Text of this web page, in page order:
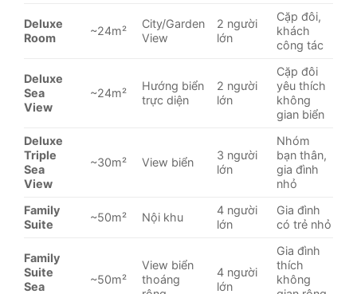
Deluxe
Room
~24m²
City/Garden
View
2 người
lớn
Cặp đôi,
khách
công tác
Deluxe
Sea
View
~24m²
Hướng biển
trực diện
2 người
lớn
Cặp đôi
yêu thích
không
gian biển
Deluxe
Triple
Sea
View
~30m² View biển
3 người
lớn
Nhóm
bạn thân,
gia đình
nhỏ
Family
Suite
~50m² Nội khu
4 người
lớn
Gia đình
có trẻ nhỏ
Family
Suite
Sea
~50m²
View biển
thoáng
4 người
lớn
Gia đình
thích
không